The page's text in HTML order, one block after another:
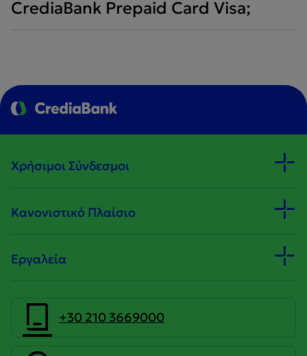
CrediaBank Prepaid Card Visa;
Χρήσιμοι Σύνδεσμοι
Κανονιστικό Πλαίσιο
Εργαλεία
+30 210 3669000